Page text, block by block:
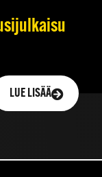
LUE LISÄÄ